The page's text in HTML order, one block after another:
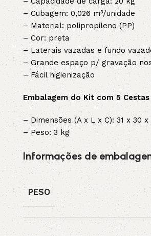
– Cubagem: 0,026 m³/unidade
– Material: polipropileno (PP)
– Cor: preta
– Laterais vazadas e fundo
– Grande espaço p/ gravação
– Fácil higienização
Embalagem do Kit com 5 Cestas
– Dimensões (A x L x C): 31 x 30
– Peso: 3 kg
Informações de
PESO